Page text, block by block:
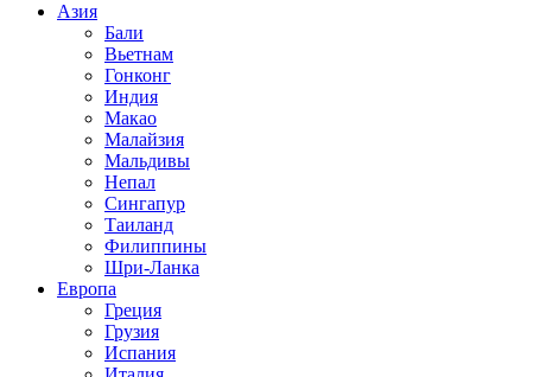
Азия
Бали
Вьетнам
Гонконг
Индия
Макао
Малайзия
Мальдивы
Непал
Сингапур
Таиланд
Филиппины
Шри-Ланка
Европа
Греция
Грузия
Испания